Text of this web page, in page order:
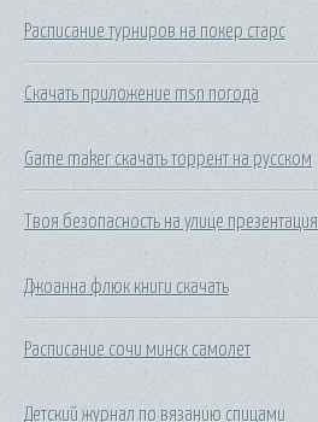
Расписание турниров на покер старс
Скачать приложение msn погода
Game maker скачать торрент на русском
Твоя безопасность на улице презентация
Джоанна флюк книги скачать
Расписание сочи минск самолет
Детский журнал по вязанию спицами